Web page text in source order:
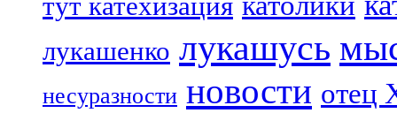
лукашенко лукашусь
несуразности новости отец